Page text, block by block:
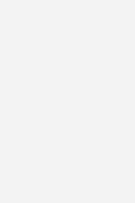
Bundesländer
in Rostock statt.
die gemeinsame